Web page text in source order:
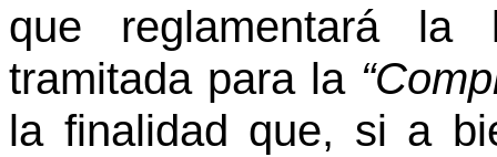
que reglamentará la
tramitada para la
la finalidad que, si a